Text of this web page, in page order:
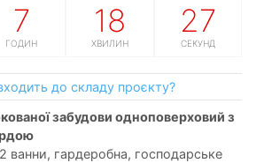
7
ГОДИН
18
ХВИЛИН
26
СЕКУНД
до складу проєкту?
ванни, гардеробна, господарське